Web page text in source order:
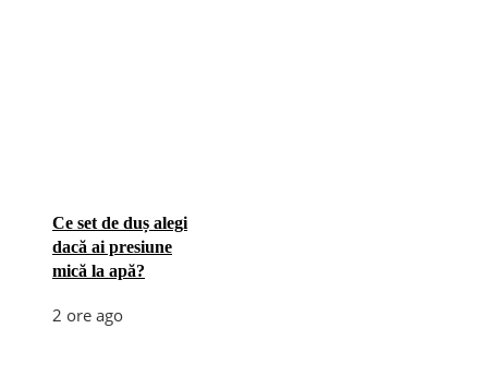
Ce set de duș alegi
dacă ai presiune
mică la apă?
2 ore ago